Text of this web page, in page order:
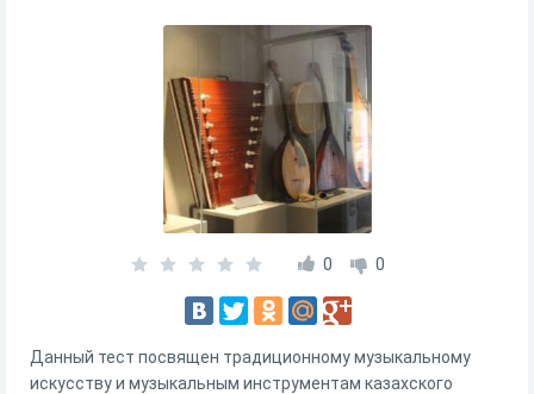
0 0
Данный тест посвящен традиционному музыкальному
искусству и музыкальным инструментам казахского